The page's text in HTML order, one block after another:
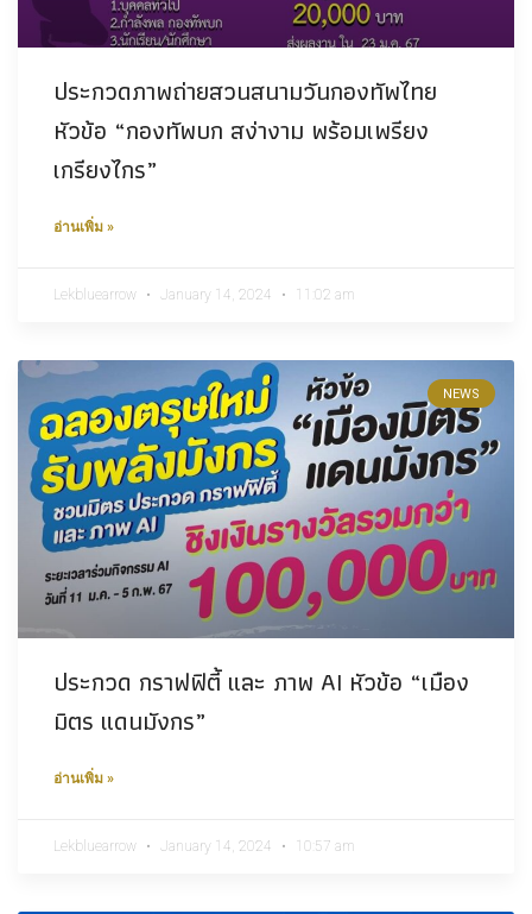
ประกวดภาพถ่ายสวนสนามวันกองทัพไทย
หัวข้อ “กองทัพบก สง่างาม พร้อมเพรียง
เกรียงไกร”
อ่านเพิ่ม »
Lekbluearrow January 14, 2024 11:02 am
NEWS
ประกวด กราฟฟิตี้ และ ภาพ AI หัวข้อ “เมือง
มิตร แดนมังกร”
อ่านเพิ่ม »
Lekbluearrow January 14, 2024 10:57 am